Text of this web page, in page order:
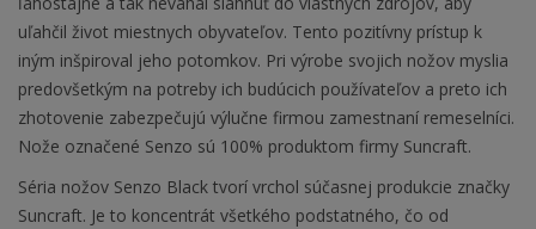
uľahčil život miestnych obyvateľov. Tento pozitívny prístup k
iným inšpiroval jeho potomkov. Pri výrobe svojich nožov myslia
predovšetkým na potreby ich budúcich používateľov a preto ich
zhotovenie zabezpečujú výlučne firmou zamestnaní remeselníci.
Nože označené Senzo sú 100% produktom firmy Suncraft.
Séria nožov Senzo Black tvorí vrchol súčasnej produkcie značky
Suncraft. Je to koncentrát všetkého podstatného, čo od